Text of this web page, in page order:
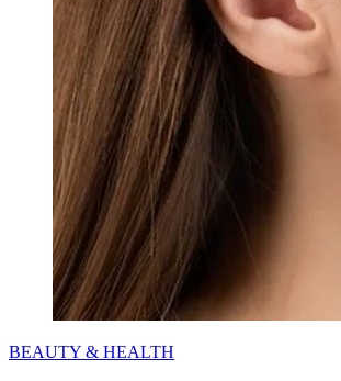
Categories
BEAUTY & HEALTH